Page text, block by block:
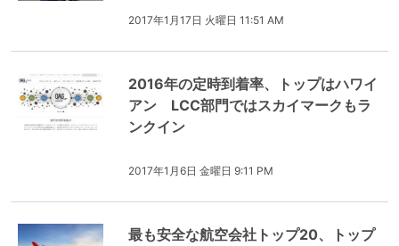
2017年1月17日 火曜日 11:51 AM
2016年の定時到着率、トップはハワイ
アン LCC部門ではスカイマークもラ
ンクイン
2017年1月6日 金曜日 9:11 PM
最も安全な航空会社トップ20、トップ